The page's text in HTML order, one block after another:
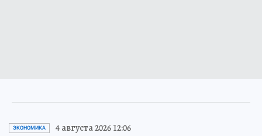
ЭКОНОМИКА 4 августа 2026 12:06